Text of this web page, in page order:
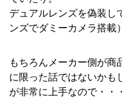
デュアルレンズを偽装し
ンズでダミーカメラ搭載
もちろんメーカー側が商
に限った話ではないかも
が非常に上手なので・・